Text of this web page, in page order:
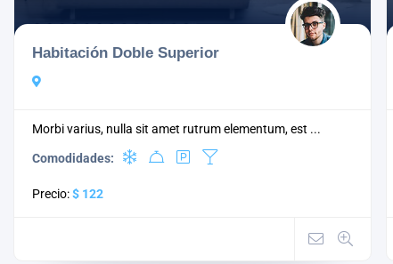
Habitación Doble Superior
Morbi varius, nulla sit amet rutrum elementum, est ...
Comodidades:
Precio:$ 122